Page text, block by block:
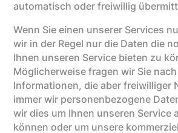
automatisch oder freiwillig
Wenn Sie einen unserer Services
wir in der Regel nur die Daten die
Ihnen unseren Service bieten zu
Möglicherweise fragen wir Sie
Informationen, die aber freiwilliger
immer wir personenbezogene
wir dies um Ihnen unseren Service
können oder um unsere